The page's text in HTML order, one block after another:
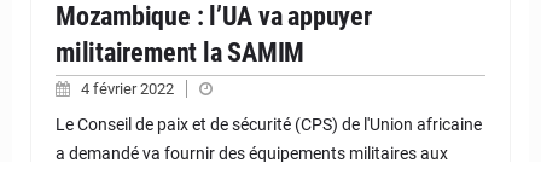
Mozambique : l’UA va appuyer
militairement la SAMIM
4 février 2022
Le Conseil de paix et de sécurité (CPS) de l'Union africaine
a demandé va fournir des équipements militaires aux